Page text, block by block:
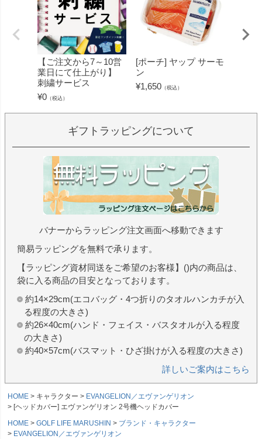
【ご注文から7～10営
業日にて仕上がり】
刺繍サービス
¥0 （税込）
[ポーチ] ヤップ サーモ
ン
¥1,650 （税込）
ギフトラッピングについて
バナーからラッピング注文画面へ移動できます
簡易ラッピングを無料で承ります。
【ラッピング資材同送をご希望のお客様】()内の商品は、
袋に入る商品の目安となっております。
約14×29cm(エコバッグ・4つ折りのタオルハンカチが入
る程度の大きさ)
約26×40cm(ハンド・フェイス・バスタオルが入る程度
の大きさ)
約40×57cm(バスマット・ひざ掛けが入る程度の大きさ)
詳しいご案内はこちら
HOME キャラクター
EVANGELION／エヴァンゲリオン
[ヘッドカバー] エヴァンゲリオン 2号機ヘッドカバー
HOME
GOLF LIFE MARUSHIN
ブランド・キャラクター
EVANGELION／エヴァンゲリオン